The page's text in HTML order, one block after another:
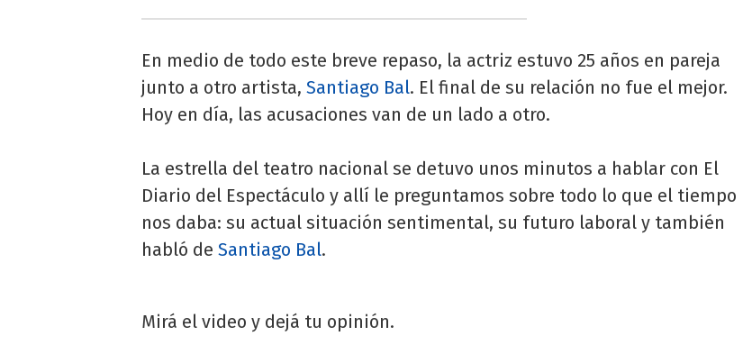
En medio de todo este breve repaso, la actriz estuvo 25 años en pareja
junto a otro artista, Santiago Bal. El final de su relación no fue el mejor.
Hoy en día, las acusaciones van de un lado a otro.
La estrella del teatro nacional se detuvo unos minutos a hablar con El
Diario del Espectáculo y allí le preguntamos sobre todo lo que el tiempo
nos daba: su actual situación sentimental, su futuro laboral y también
habló de Santiago Bal.
Mirá el video y dejá tu opinión.